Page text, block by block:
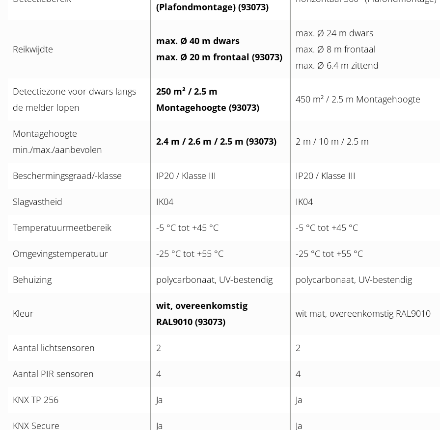
(Plafondmontage) (93073)
Reikwijdte
max. Ø 40 m dwars
max. Ø 20 m frontaal (93073)
max. Ø 24 m dwars
max. Ø 8 m frontaal
max. Ø 6.4 m zittend
Detectiezone voor dwars langs
de melder lopen
250 m² / 2.5 m
Montagehoogte (93073)
450 m² / 2.5 m Montagehoogte
Montagehoogte
min./max./aanbevolen
2.4 m / 2.6 m / 2.5 m (93073) 2 m / 10 m / 2.5 m
Beschermingsgraad/-klasse IP20 / Klasse III IP20 / Klasse III
Slagvastheid IK04 IK04
Temperatuurmeetbereik -5 °C tot +45 °C -5 °C tot +45 °C
Omgevingstemperatuur -25 °C tot +55 °C -25 °C tot +55 °C
Behuizing polycarbonaat, UV-bestendig polycarbonaat, UV-bestendig
Kleur
wit, overeenkomstig
RAL9010 (93073)
wit mat, overeenkomstig RAL9010
Aantal lichtsensoren 2 2
Aantal PIR sensoren 4 4
KNX TP 256 Ja Ja
KNX Secure Ja Ja